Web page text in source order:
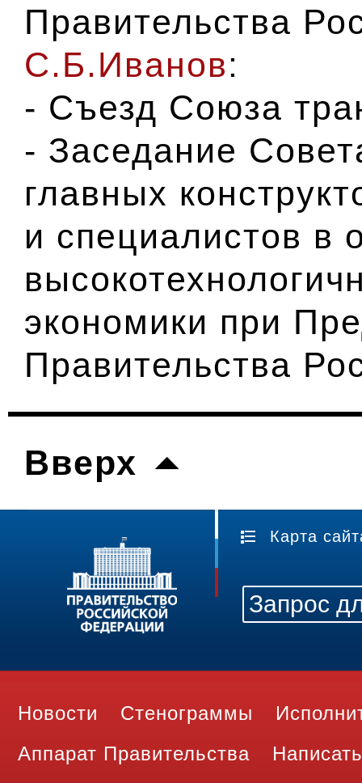
Правительства
С.Б.Иванов:
- Съезд Союза
- Заседание
главных
и специалистов в
экономики при
Правительства
Вверх
Карта
Новости Стенограммы
Аппарат Правительства